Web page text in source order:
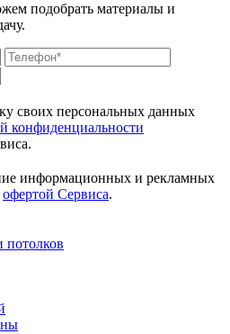
подобрать материалы и
своих персональных данных
конфиденциальности
информационных и рекламных
офертой Сервиса.
потолков